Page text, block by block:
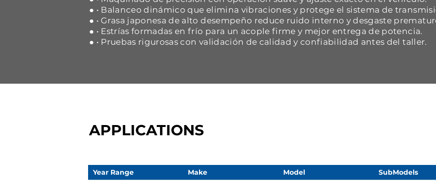
● • Balanceo dinámico que elimina vibraciones y protege el sistema de
● • Grasa japonesa de alto desempeño reduce ruido interno y desgaste
● • Estrías formadas en frío para un acople firme y mejor entrega de potencia.
● • Pruebas rigurosas con validación de calidad y confiabilidad antes del taller.
APPLICATIONS
Year Range Make Model SubModels